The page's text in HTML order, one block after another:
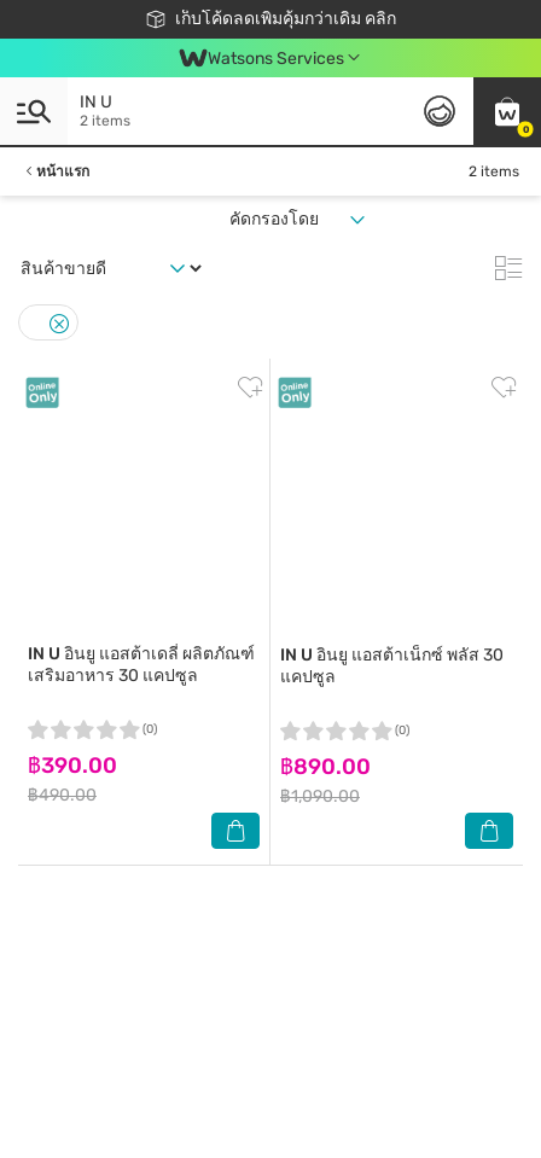
เก็บโค้ดลดเพิ่มคุ้มกว่าเดิม คลิก
ชอปออนไลน์ครั้งแรก ลดเพิ่มจุก ๆ 10%! 🎉
📦ส่งฟรี! เมื่อชอป 499฿
สมาชิกวัตสัน คลับดียังไง?
Watsons Services
0
IN U
2 items
หน้าแรก 2 items
คัดกรองโดย
IN U อินยู แอสต้าเดลี่ ผลิตภัณฑ์
เสริมอาหาร 30 แคปซูล
฿390.00
฿490.00
(0)
IN U อินยู แอสต้าเน็กซ์ พลัส 30
แคปซูล
฿890.00
฿1,090.00
(0)